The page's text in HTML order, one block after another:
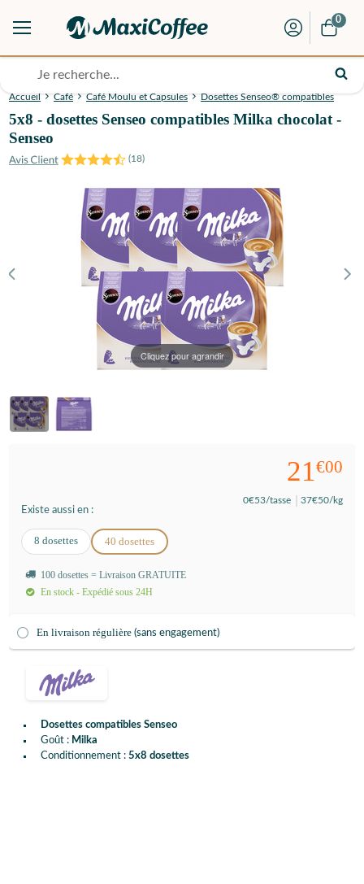
0
Accueil Café Café Moulu et Capsules Dosettes Senseo® compatibles
5x8 - dosettes Senseo compatibles Milka chocolat -
Senseo
(18)
Cliquez pour agrandir
Dosettes compatibles Senseo
Goût : Milka
Conditionnement : 5x8 dosettes
21€00
0€53/tasse 37€50/kg
Existe aussi en :
8 dosettes 40 dosettes
100 dosettes = Livraison GRATUITE
En stock - Expédié sous 24H
En livraison régulière (sans engagement)